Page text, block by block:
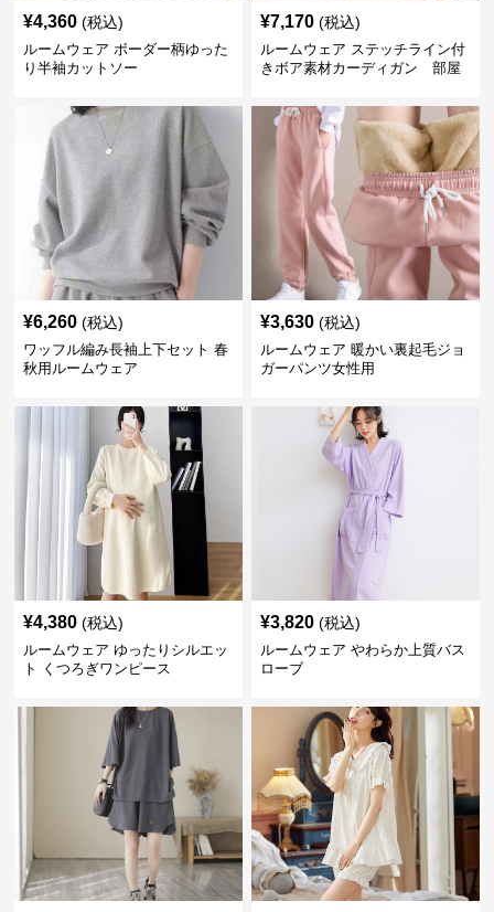
¥4,360 (税込)
ルームウェア ボーダー柄ゆった
り半袖カットソー
¥7,170 (税込)
ルームウェア ステッチライン付
きボア素材カーディガン 部屋
¥6,260 (税込)
ワッフル編み長袖上下セット 春
秋用ルームウェア
¥3,630 (税込)
ルームウェア 暖かい裏起毛ジョ
ガーパンツ女性用
¥4,380 (税込)
ルームウェア ゆったりシルエッ
ト くつろぎワンピース
¥3,820 (税込)
ルームウェア やわらか上質バス
ローブ